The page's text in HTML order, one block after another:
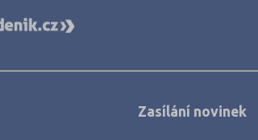
Zasílání novinek